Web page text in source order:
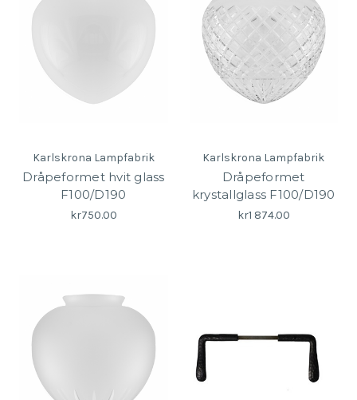
Karlskrona Lampfabrik
Dråpeformet hvit glass
F100/D190
kr750.00
Karlskrona Lampfabrik
Dråpeformet
krystallglass F100/D190
kr1 874.00